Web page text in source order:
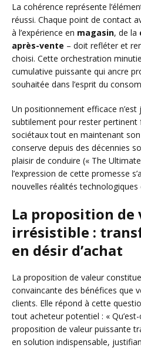
La cohérence représente
réussi. Chaque point de contact
à l’expérience en magasin, de la
après-vente – doit refléter et
choisi. Cette orchestration
cumulative puissante qui ancre
souhaitée dans l’esprit du
Un positionnement efficace n’est
subtilement pour rester pertinent
sociétaux tout en maintenant
conserve depuis des décennies
plaisir de conduire (« The
l’expression de cette promesse
nouvelles réalités
La proposition de
irrésistible :
en désir d’achat
La proposition de valeur
convaincante des bénéfices que
clients. Elle répond à cette
tout acheteur potentiel : « Qu’est-
proposition de valeur puissante
en solution indispensable,